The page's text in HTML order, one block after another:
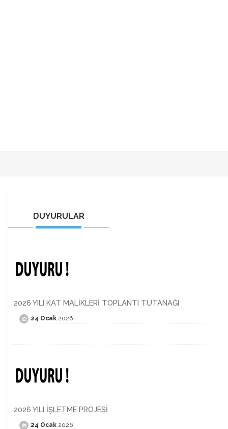
DUYURULAR
2026 YILI KAT MALİKLERİ TOPLANTI TUTANAĞI
24 Ocak 2026
2026 YILI İŞLETME PROJESİ
24 Ocak 2026